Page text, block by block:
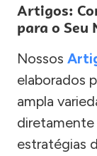
Artigos:
para o Seu
Nossos
elaborados
ampla
diretamente
estratégias